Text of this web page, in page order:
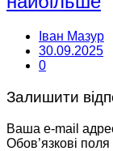
Іван Мазур
30.09.2025
0
Залишити
Ваша e-mail
Обов’язкові поля